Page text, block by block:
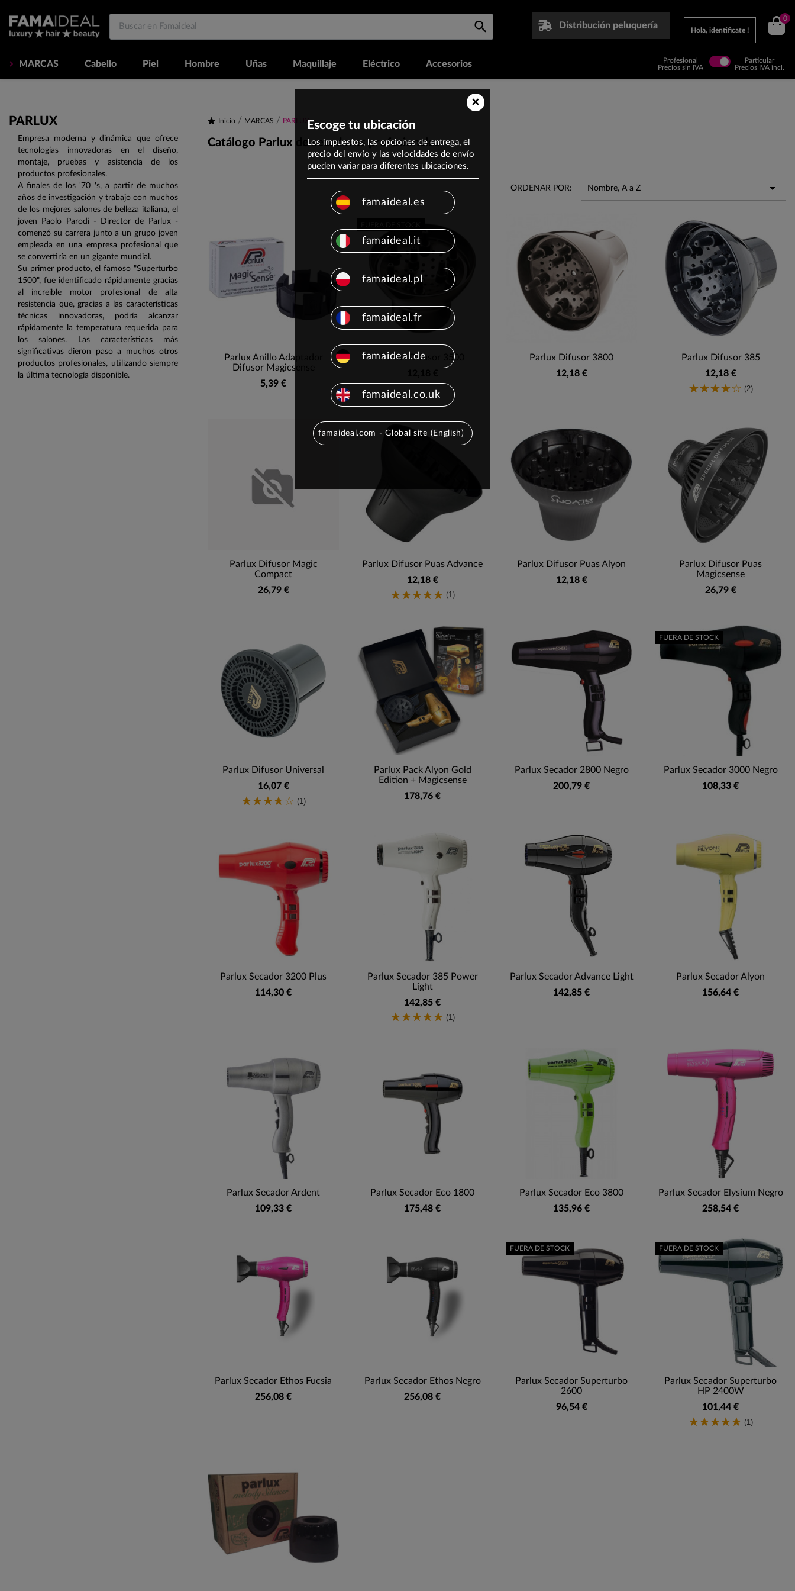
Distribución peluquería
Hola, identificate !
0
MARCAS Cabello Piel Hombre Uñas Maquillaje Eléctrico Accesorios
Profesional
Precios sin IVA
Particular
Precios IVA incl.
PARLUX
Empresa moderna y dinámica que ofrece
tecnologías innovadoras en el diseño,
montaje, pruebas y asistencia de los
productos profesionales.
A finales de los '70 's, a partir de muchos
años de investigación y trabajo con muchos
de los mejores salones de belleza italiana, el
joven Paolo Parodi - Director de Parlux -
comenzó su carrera junto a un grupo joven
empleada en una empresa profesional que
se convertiría en un gigante mundial.
Su primer producto, el famoso "Superturbo
1500", fue identificado rápidamente gracias
al increíble motor profesional de alta
resistencia que, gracias a las características
técnicas innovadoras, podría alcanzar
rápidamente la temperatura requerida para
los salones. Las características más
significativas dieron paso a muchos otros
productos profesionales, utilizando siempre
la última tecnología disponible.
Inicio MARCAS PARLUX
Catálogo Parlux de secadores profesionales
ORDENAR POR: Nombre, A a Z 
Parlux Anillo Adaptador
Difusor Magicsense
5,39 €
Parlux Difusor 3500
Parlux Difusor 3800
12,18 €
Parlux Difusor 385
12,18 €
(2)
Parlux Difusor Magic
Compact
26,79 €
Parlux Difusor Puas Advance
12,18 €
(1)
Parlux Difusor Puas Alyon
12,18 €
Parlux Difusor Puas
Magicsense
26,79 €
Parlux Difusor Universal
16,07 €
(1)
Parlux Pack Alyon Gold
Edition + Magicsense
178,76 €
Parlux Secador 2800 Negro
200,79 €
Parlux Secador 3000 Negro
108,33 €
FUERA DE STOCK
Parlux Secador 3200 Plus
114,30 €
Parlux Secador 385 Power
Light
142,85 €
(1)
Parlux Secador Advance Light
142,85 €
Parlux Secador Alyon
156,64 €
Parlux Secador Ardent
109,33 €
Parlux Secador Eco 1800
175,48 €
Parlux Secador Eco 3800
135,96 €
Parlux Secador Elysium Negro
258,54 €
Parlux Secador Ethos Fucsia
256,08 €
Parlux Secador Ethos Negro
256,08 €
Parlux Secador Superturbo
2600
96,54 €
FUERA DE STOCK
Parlux Secador Superturbo
HP 2400W
101,44 €
(1)
FUERA DE STOCK
×
Escoge tu ubicación
Los impuestos, las opciones de entrega, el
precio del envío y las velocidades de envío
pueden variar para diferentes ubicaciones.
famaideal.es
famaideal.it
famaideal.pl
famaideal.fr
famaideal.de
famaideal.co.uk
famaideal.com - Global site (English)